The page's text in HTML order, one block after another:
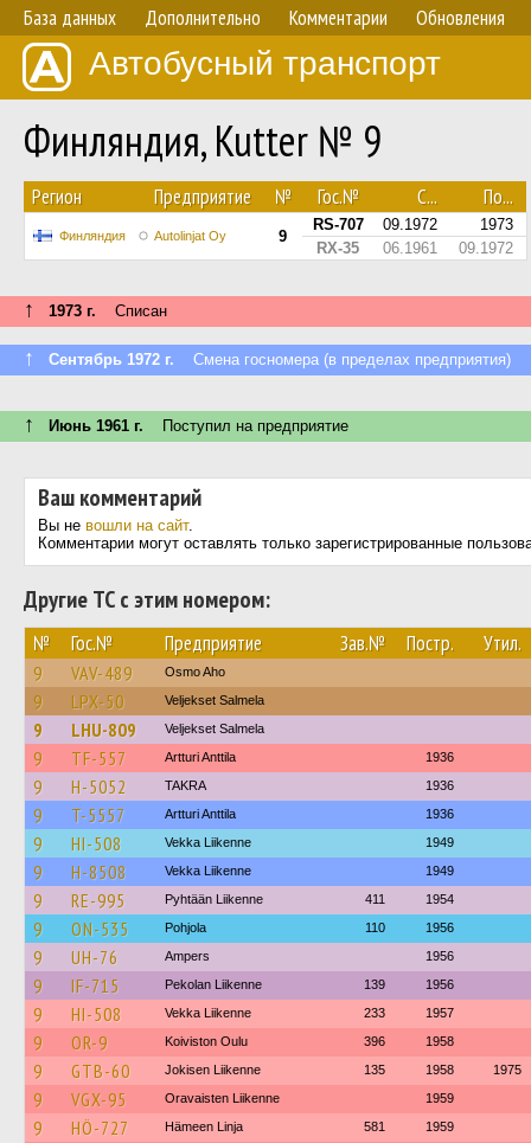
База данных Дополнительно Комментарии Обновления
Автобусный транспорт
Финляндия, Kutter № 9
Регион Предприятие № Гос.№ С... По...
Финляндия Autolinjat Oy 9
RS-707 09.1972
1973
RX-35
06.1961 09.1972
↑ 1973 г. Списан
↑ Сентябрь 1972 г. Смена госномера (в пределах предприятия)
↑ Июнь 1961 г. Поступил на предприятие
Ваш комментарий
Вы не вошли на сайт.
Комментарии могут оставлять только зарегистрированные
Другие ТС с этим номером:
№ Гос.№ Предприятие Зав.№ Постр. Утил.
9 VAV-489 Osmo Aho
9 LPX-50 Veljekset Salmela
9 LHU-809 Veljekset Salmela
9 TF-557 Artturi Anttila 1936
9 H-5052 TAKRA 1936
9 T-5557 Artturi Anttila 1936
9 HI-508 Vekka Liikenne 1949
9 H-8508 Vekka Liikenne 1949
9 RE-995 Pyhtään Liikenne 411 1954
9 ON-535 Pohjola 110 1956
9 UH-76 Ampers 1956
9 IF-715 Pekolan Liikenne 139 1956
9 HI-508 Vekka Liikenne 233 1957
9 OR-9 Koiviston Oulu 396 1958
9 GTB-60 Jokisen Liikenne 135 1958 1975
9 VGX-95 Oravaisten Liikenne 1959
9 HÖ-727 Hämeen Linja 581 1959